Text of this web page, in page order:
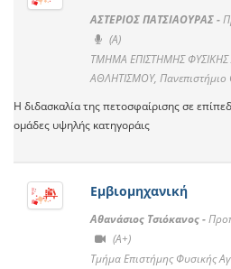
ΑΣΤΕΡΙΟΣ ΠΑΤΣΙΑΟΥΡΑΣ -
(A)
ΤΜΗΜΑ ΕΠΙΣΤΗΜΗΣ ΦΥΣΙΚΗΣ
ΑΘΛΗΤΙΣΜΟΥ, Πανεπιστήμιο
Η διδασκαλία της πετοσφαίρισης σε
ομάδες υψηλής κατηγοράις
Εμβιομηχανική
Αθανάσιος Τσιόκανος -
(A+)
Τμήμα Επιστήμης Φυσικής